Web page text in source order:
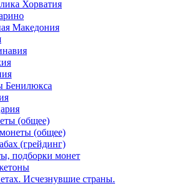
Хорватия
Македония
Бенилюкса
(общее)
(общее)
(грейдинг)
подборки монет
Исчезнувшие страны.